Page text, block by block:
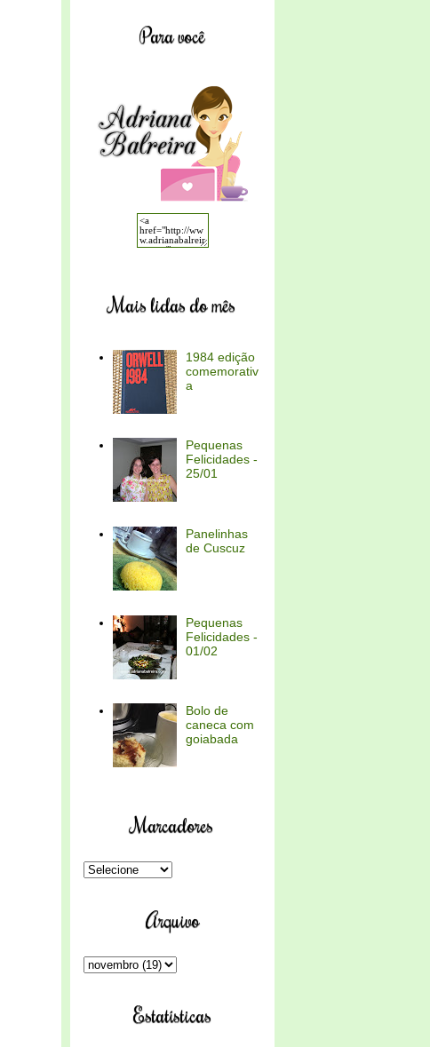
Para você
Mais lidas do mês
1984 edição
comemorativ
a
Pequenas
Felicidades -
25/01
Panelinhas
de Cuscuz
Pequenas
Felicidades -
01/02
Bolo de
caneca com
goiabada
Marcadores
Arquivo
Estatísticas